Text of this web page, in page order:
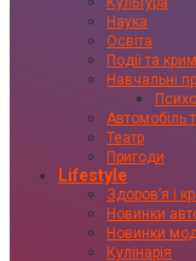
Наука
Освіта
Події та
Навчальні
Автомобіль
Театр
Пригоди
Lifestyle
Здоровʼя і
Новинки
Новинки
Кулінарія